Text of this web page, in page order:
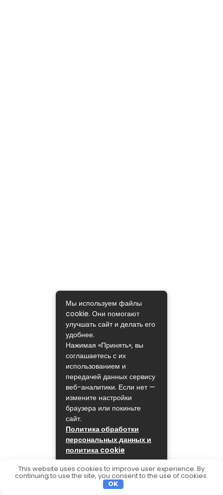
Мы используем файлы
cookie. Они помогают
улучшать сайт и делать его
удобнее.
Нажимая «Принять», вы
соглашаетесь с их
использованием и
передачей данных сервису
веб-аналитики. Если нет —
измените настройки
браузера или покиньте
сайт.
Политика обработки
персональных данных и
политика cookie
ПРИНЯТЬ
This website uses cookies to improve user experience. By
continuing to use the site, you consent to the use of cookies.
OK